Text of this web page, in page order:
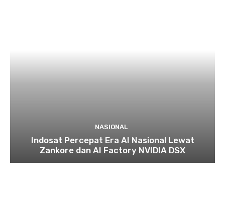
NASIONAL
Indosat Percepat Era AI Nasional Lewat
Zankore dan AI Factory NVIDIA DSX